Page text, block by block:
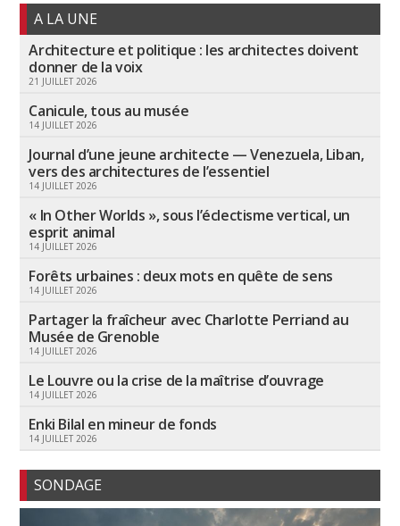
A LA UNE
Architecture et politique : les architectes doivent
donner de la voix
21 JUILLET 2026
Canicule, tous au musée
14 JUILLET 2026
Journal d’une jeune architecte — Venezuela, Liban,
vers des architectures de l’essentiel
14 JUILLET 2026
« In Other Worlds », sous l’éclectisme vertical, un
esprit animal
14 JUILLET 2026
Forêts urbaines : deux mots en quête de sens
14 JUILLET 2026
Partager la fraîcheur avec Charlotte Perriand au
Musée de Grenoble
14 JUILLET 2026
Le Louvre ou la crise de la maîtrise d’ouvrage
14 JUILLET 2026
Enki Bilal en mineur de fonds
14 JUILLET 2026
SONDAGE